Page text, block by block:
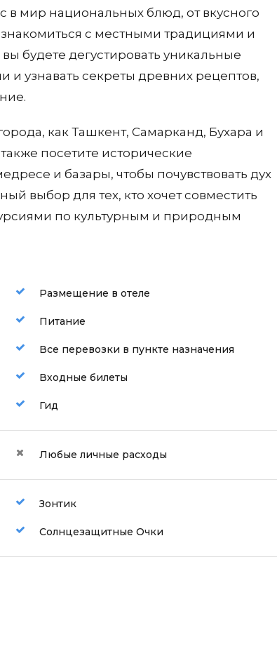
в мир национальных блюд, от вкусного
с местными традициями и
будете дегустировать уникальные
и узнавать секреты древних рецептов,
как Ташкент, Самарканд, Бухара и
посетите исторические
и базары, чтобы почувствовать дух
выбор для тех, кто хочет совместить
по культурным и природным
Размещение в отеле
Питание
Все перевозки в пункте назначения
Входные билеты
Гид
Любые личные расходы
Зонтик
Солнцезащитные Очки